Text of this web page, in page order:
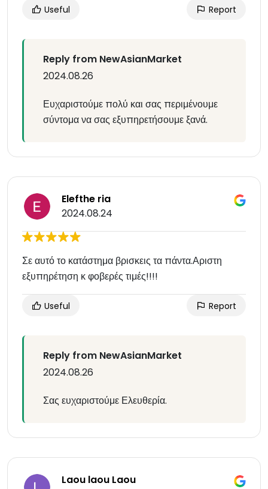
Useful Report
Reply from NewAsianMarket
2024.08.26
Ευχαριστούμε πολύ και σας περιμένουμε
σύντομα να σας εξυπηρετήσουμε ξανά.
Elefthe ria
2024.08.24
Σε αυτό το κατάστημα βρισκεις τα πάντα.Αριστη
εξυπηρέτηση κ φοβερές τιμές!!!!
Useful Report
Reply from NewAsianMarket
2024.08.26
Σας ευχαριστούμε Ελευθερία.
Laou laou Laou